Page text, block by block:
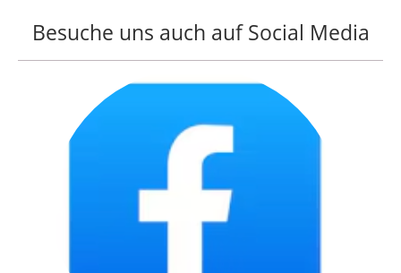
Besuche uns auch auf Social Media